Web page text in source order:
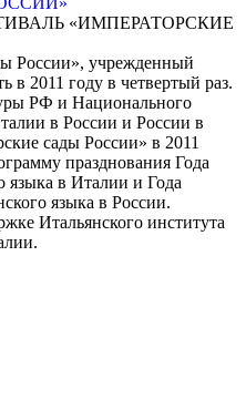
«ИМПЕРАТОРСКИЕ
России», учрежденный
в 2011 году в четвертый раз.
РФ и Национального
в России и России в
сады России» в 2011
празднования Года
языка в Италии и Года
языка в России.
Итальянского института